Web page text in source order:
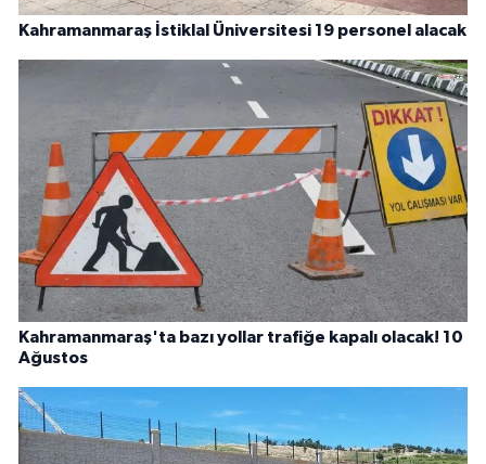
Kahramanmaraş İstiklal Üniversitesi 19 personel alacak
Kahramanmaraş'ta bazı yollar trafiğe kapalı olacak! 10
Ağustos